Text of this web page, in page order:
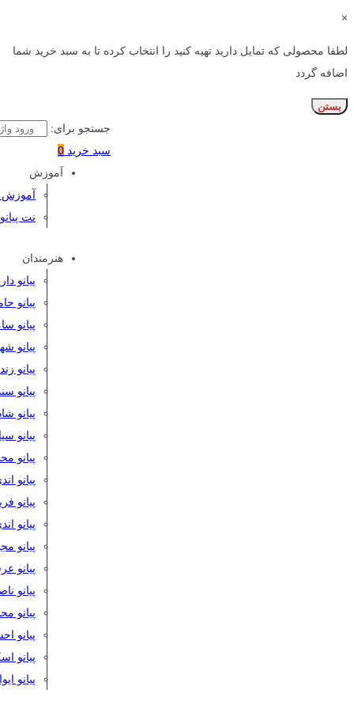
×
لطفا محصولی که تمایل دارید تهیه کنید را انتخاب کرده تا به سبد خرید شما
اضافه گردد
بستن
جستجو برای:
سبد خرید 0
آموزش
آموزش
نت پیانو
هنرمندان
پیانو
پیانو
پیانو
پیانو
پیانو
پیانو
پیانو
پیانو
پیانو
پیانو
پیانو
پیانو
پیانو
پیانو
پیانو
پیانو
پیانو
پیانو
پیانو